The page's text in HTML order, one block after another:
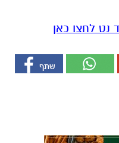
נט לחצו כאן